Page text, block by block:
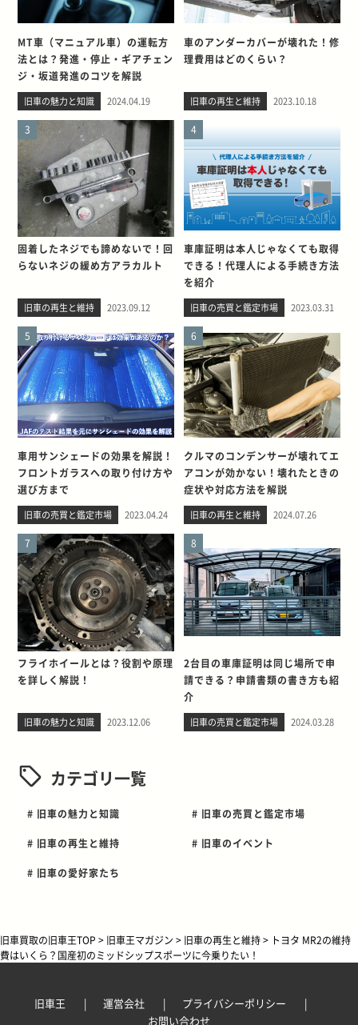
MT車（マニュアル車）の運転方
法とは？発進・停止・ギアチェン
ジ・坂道発進のコツを解説
旧車の魅力と知識 2024.04.19
車のアンダーカバーが壊れた！修
理費用はどのくらい？
旧車の再生と維持 2023.10.18
3
固着したネジでも諦めないで！回
らないネジの緩め方アラカルト
旧車の再生と維持 2023.09.12
4
車庫証明は本人じゃなくても取得
できる！代理人による手続き方法
を紹介
旧車の売買と鑑定市場 2023.03.31
5
車用サンシェードの効果を解説！
フロントガラスへの取り付け方や
選び方まで
旧車の売買と鑑定市場 2023.04.24
6
クルマのコンデンサーが壊れてエ
アコンが効かない！壊れたときの
症状や対応方法を解説
旧車の再生と維持 2024.07.26
7
フライホイールとは？役割や原理
を詳しく解説！
旧車の魅力と知識 2023.12.06
8
2台目の車庫証明は同じ場所で申
請できる？申請書類の書き方も紹
介
旧車の売買と鑑定市場 2024.03.28
カテゴリ一覧
# 旧車の魅力と知識 # 旧車の売買と鑑定市場
# 旧車の再生と維持 # 旧車のイベント
# 旧車の愛好家たち
旧車買取の旧車王TOP > 旧車王マガジン > 旧車の再生と維持> トヨタ MR2の維持
費はいくら？国産初のミッドシップスポーツに今乗りたい！
旧車王 運営会社
プライバシーポリシー
お問い合わせ